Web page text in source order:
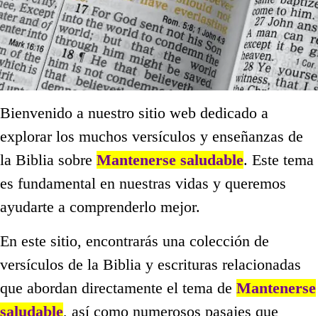
Bienvenido a nuestro sitio web dedicado a
explorar los muchos versículos y enseñanzas de
la Biblia sobre Mantenerse saludable. Este tema
es fundamental en nuestras vidas y queremos
ayudarte a comprenderlo mejor.
En este sitio, encontrarás una colección de
versículos de la Biblia y escrituras relacionadas
que abordan directamente el tema de Mantenerse
saludable, así como numerosos pasajes que